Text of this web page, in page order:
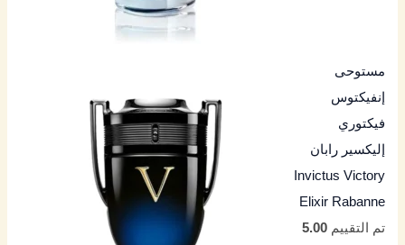
مستوحى
إنفيكتوس
فيكتوري
إليكسير رابان
Invictus Victory
Elixir Rabanne
تم التقييم5.00